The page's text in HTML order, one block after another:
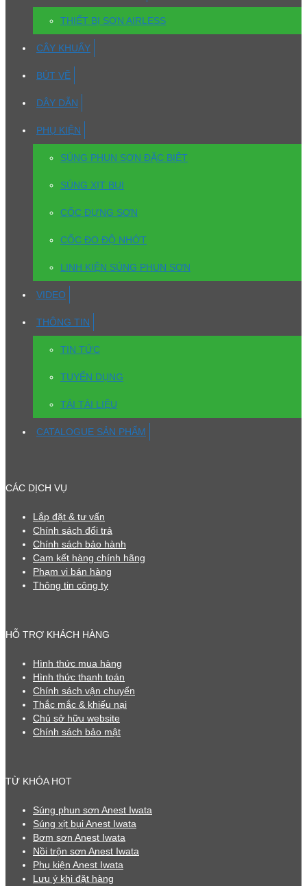
THIẾT BỊ SƠN AIRLESS
CÂY KHUẤY
BÚT VẼ
DÂY DẪN
PHỤ KIỆN
SÚNG PHUN SƠN ĐẶC BIỆT
SÚNG XỊT BỤI
CỐC ĐỰNG SƠN
CỐC ĐO ĐỘ NHỚT
LINH KIỆN SÚNG PHUN SƠN
VIDEO
THÔNG TIN
TIN TỨC
TUYỂN DỤNG
TẢI TÀI LIỆU
CATALOGUE SẢN PHẨM
CÁC DỊCH VỤ
Lắp đặt & tư vấn
Chính sách đổi trả
Chính sách bảo hành
Cam kết hàng chính hãng
Phạm vi bán hàng
Thông tin công ty
HỖ TRỢ KHÁCH HÀNG
Hình thức mua hàng
Hình thức thanh toán
Chính sách vận chuyển
Thắc mắc & khiếu nại
Chủ sở hữu website
Chính sách bảo mật
TỪ KHÓA HOT
Súng phun sơn Anest Iwata
Súng xịt bụi Anest Iwata
Bơm sơn Anest Iwata
Nồi trộn sơn Anest Iwata
Phụ kiện Anest Iwata
Lưu ý khi đặt hàng